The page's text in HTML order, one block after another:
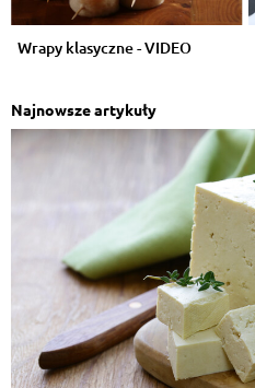
Wrapy klasyczne - VIDEO
Najnowsze artykuły